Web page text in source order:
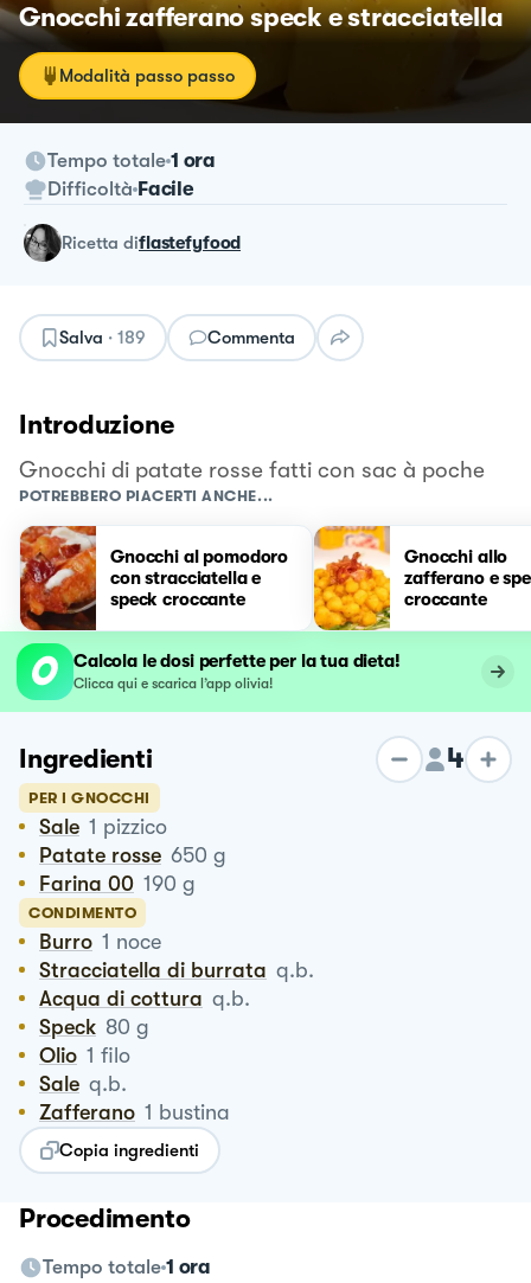
Gnocchi zafferano speck e stracciatella
Modalità passo passo
Tempo totale 1 ora
Difficoltà Facile
ricetta diflastefyfood
Salva · 189 Commenta
Introduzione
Gnocchi di patate rosse fatti con sac à poche
POTREBBERO PIACERTI ANCHE...
Gnocchi al pomodoro
con stracciatella e
speck croccante
Gnocchi allo
zafferano e
croccante
Calcola le dosi perfette per la tua dieta!
Clicca qui e scarica l’app olivia!
Ingredienti 4
PER I GNOCCHI
Sale 1 pizzico
Patate rosse 650 g
Farina 00 190 g
CONDIMENTO
Burro 1 noce
Stracciatella di burrata q.b.
Acqua di cottura q.b.
Speck 80 g
Olio 1 filo
Sale q.b.
Zafferano 1 bustina
Copia ingredienti
Procedimento
Tempo totale 1 ora